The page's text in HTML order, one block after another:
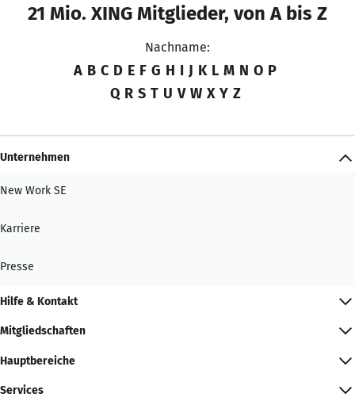
21 Mio. XING Mitglieder, von A bis Z
Nachname:
A B C D E F G H I J K L M N O P
Q R S T U V W X Y Z
Unternehmen
New Work SE
Karriere
Presse
Hilfe & Kontakt
Mitgliedschaften
Hauptbereiche
Services